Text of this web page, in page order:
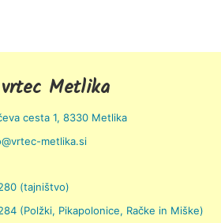
Metlika
cesta 1, 8330 Metlika
metlika.si
(tajništvo)
(Polžki, Pikapolonice, Račke in Miške)